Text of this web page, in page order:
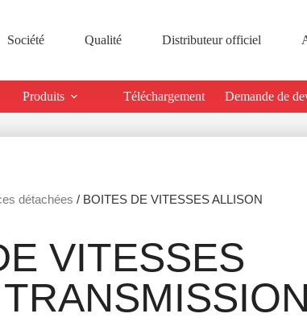
Société Qualité Distributeur officiel
Produits Téléchargement Demande de
détachées / BOITES DE VITESSES ALLISON
VITESSES